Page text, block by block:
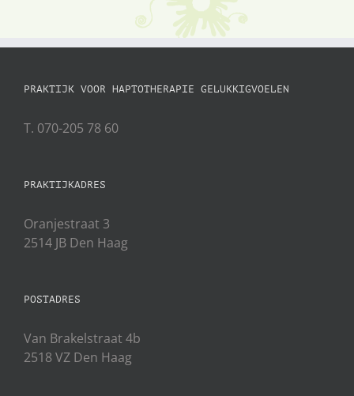
PRAKTIJK VOOR HAPTOTHERAPIE GELUKKIGVOELEN
T. 070-205 78 60
PRAKTIJKADRES
Oranjestraat 3
2514 JB Den Haag
POSTADRES
Van Brakelstraat 4b
2518 VZ Den Haag